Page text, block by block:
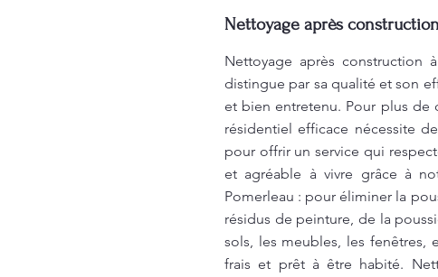
Nettoyage après
Nettoyage après construction
distingue par sa qualité et son
et bien entretenu. Pour plus de
résidentiel efficace nécessite
pour offrir un service qui
et agréable à vivre grâce à
Pomerleau : pour éliminer la
résidus de peinture, de la
sols, les meubles, les fenêtres,
frais et prêt à être habité.